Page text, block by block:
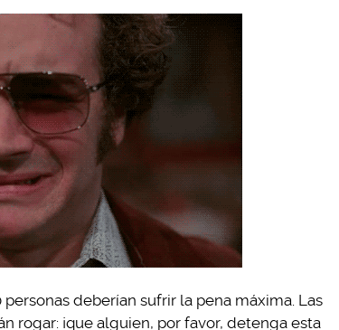
deberían sufrir la pena máxima. Las
rogar: ¡que alguien, por favor, detenga esta